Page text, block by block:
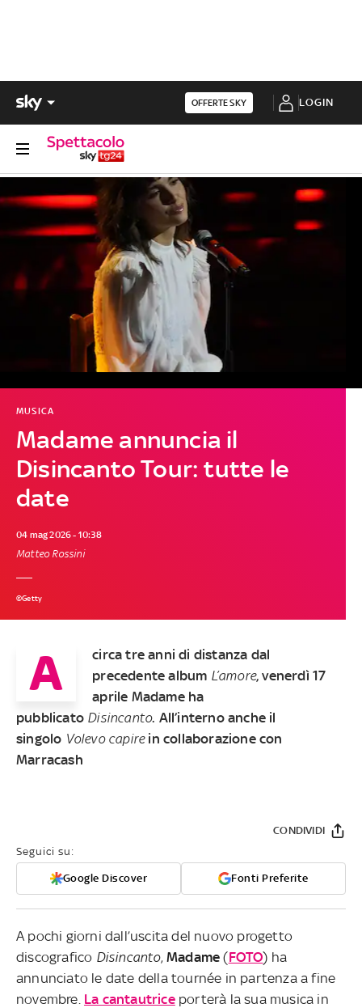
OFFERTE SKY LOGIN
Madame annuncia il
Disincanto Tour: tutte le
date
MUSICA
04 mag 2026 - 10:38
Matteo Rossini
©Getty
A
circa tre anni di distanza dal
precedente album L’amore, venerdì 17
aprile Madame ha
pubblicato Disincanto. All’interno anche il
singolo Volevo capirein collaborazione con
Marracash
Seguici su:
Google Discover Fonti Preferite
CONDIVIDI
A pochi giorni dall’uscita del nuovo progetto
discografico Disincanto,Madame (FOTO) ha
annunciato le date della tournée in partenza a fine
novembre. La cantautriceporterà la sua musica in